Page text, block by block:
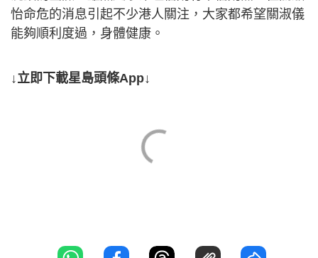
怡命危的消息引起不少港人關注，大家都希望關淑儀
能夠順利度過，身體健康。
↓立即下載星島頭條App↓